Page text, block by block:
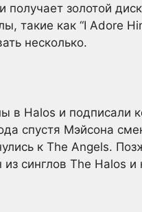
получает золотой
такие как “I Adore
несколько.
Halos и подписали
спустя Мэйсона
к The Angels.
синглов The Halos